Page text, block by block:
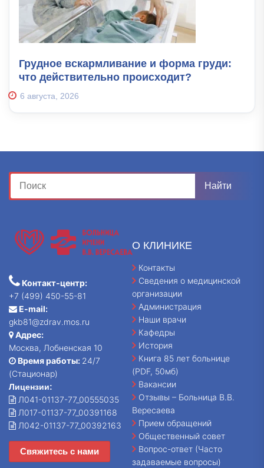
Грудное вскармливание и форма груди:
что действительно происходит?
6 августа, 2026
Контакт-центр:
+7 (499) 450-55-81
E-mail:
gkb81@zdrav.mos.ru
Адрес:
Москва, Лобненская 10
Время работы: 24/7
(Стационар)
Лицензии:
Л041-01137-77_00555035
Л017-01137-77_00391168
Л042-01137-77_00392163
Свяжитесь с нами
О КЛИНИКЕ
Контакты
Сведения о медицинской
организации
Администрация
Наши врачи
Кафедры
История
Книга 85 лет больнице
(PDF, 50мб)
Вакансии
Отзывы – Больница В.В.
Вересаева
Прием обращений
Общественный совет
Вопрос-ответ (Часто
задаваемые вопросы)